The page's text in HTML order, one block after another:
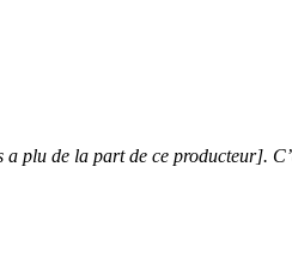
plu de la part de ce producteur].